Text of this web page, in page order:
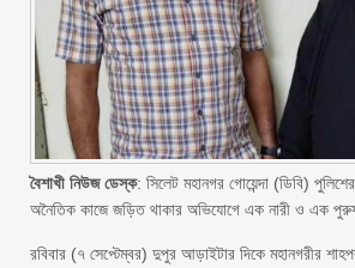
বৈশাখী নিউজ ডেস্ক: সিলেট মহানগর গোয়েন্দা (ডিবি)
অনৈতিক কাজে জড়িত থাকার অভিযোগে এক নারী ও এক
রবিবার (৭ সেপ্টেম্বর) দুপুর আড়াইটার দিকে মহানগরীর